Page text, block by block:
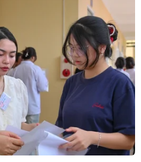
phi vật thể đại diện của nhân
30/9/2009. (Ảnh: Anh
TTXVN)